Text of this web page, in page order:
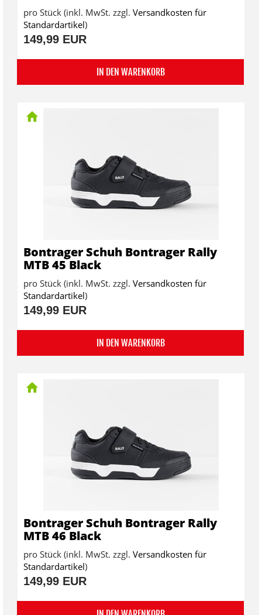
pro Stück (inkl. MwSt. zzgl. Versandkosten für
Standardartikel)
149,99 EUR
IN DEN WARENKORB
Bontrager Schuh Bontrager Rally
MTB 45 Black
pro Stück (inkl. MwSt. zzgl. Versandkosten für
Standardartikel)
149,99 EUR
IN DEN WARENKORB
Bontrager Schuh Bontrager Rally
MTB 46 Black
pro Stück (inkl. MwSt. zzgl. Versandkosten für
Standardartikel)
149,99 EUR